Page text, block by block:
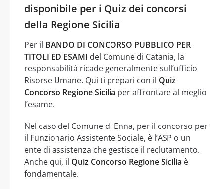
disponibile per i Quiz dei concorsi
della Regione Sicilia
Per il BANDO DI CONCORSO PUBBLICO PER
TITOLI ED ESAMI del Comune di Catania, la
responsabilità ricade generalmente sull’ufficio
Risorse Umane. Qui ti prepari con il Quiz
Concorso Regione Sicilia per affrontare al meglio
l’esame.
Nel caso del Comune di Enna, per il concorso per
il Funzionario Assistente Sociale, è l’ASP o un
ente di assistenza che gestisce il reclutamento.
Anche qui, il Quiz Concorso Regione Sicilia è
fondamentale.